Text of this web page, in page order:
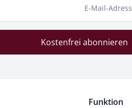
E-Mail-
Kostenfrei abonnieren
Funktion